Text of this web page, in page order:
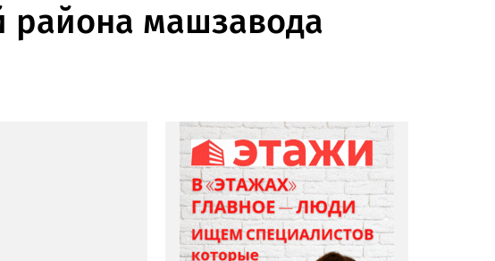
района машзавода